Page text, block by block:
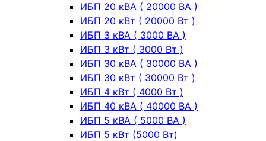
ИБП 20 кВА ( 20000 ВА )
ИБП 20 кВт ( 20000 Вт )
ИБП 3 кВА ( 3000 ВА )
ИБП 3 кВт ( 3000 Вт )
ИБП 30 кВА ( 30000 ВА )
ИБП 30 кВт ( 30000 Вт )
ИБП 4 кВт ( 4000 Вт )
ИБП 40 кВА ( 40000 ВА )
ИБП 5 кВА ( 5000 ВА )
ИБП 5 кВт (5000 Вт)